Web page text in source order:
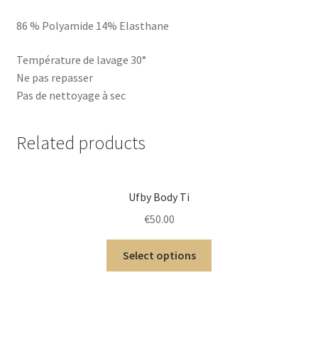
86 % Polyamide 14% Elasthane
Température de lavage 30°
Ne pas repasser
Pas de nettoyage à sec
Related products
Ufby Body Ti
€50.00
Select options